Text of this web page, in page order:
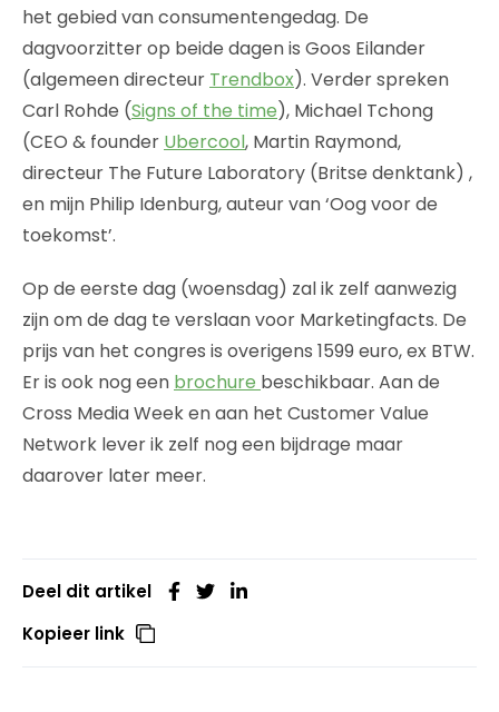
het gebied van consumentengedag. De
dagvoorzitter op beide dagen is Goos Eilander
(algemeen directeur Trendbox). Verder spreken
Carl Rohde (Signs of the time), Michael Tchong
(CEO & founder Ubercool, Martin Raymond,
directeur The Future Laboratory (Britse denktank) ,
en mijn Philip Idenburg, auteur van ‘Oog voor de
toekomst’.
Op de eerste dag (woensdag) zal ik zelf aanwezig
zijn om de dag te verslaan voor Marketingfacts. De
prijs van het congres is overigens 1599 euro, ex BTW.
Er is ook nog een brochure beschikbaar. Aan de
Cross Media Week en aan het Customer Value
Network lever ik zelf nog een bijdrage maar
daarover later meer.
Deel dit artikel
Kopieer link